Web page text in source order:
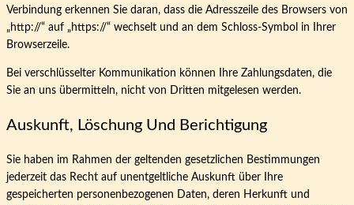
Verbindung erkennen Sie daran, dass die Adresszeile des Browsers von
„http://“ auf „https://“ wechselt und an dem Schloss-Symbol in Ihrer
Browserzeile.
Bei verschlüsselter Kommunikation können Ihre Zahlungsdaten, die
Sie an uns übermitteln, nicht von Dritten mitgelesen werden.
Auskunft, Löschung Und Berichtigung
Sie haben im Rahmen der geltenden gesetzlichen Bestimmungen
jederzeit das Recht auf unentgeltliche Auskunft über Ihre
gespeicherten personenbezogenen Daten, deren Herkunft und